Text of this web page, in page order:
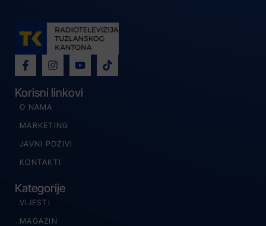
Korisni linkovi
O NAMA
MARKETING
JAVNI POZIVI
KONTAKTI
Kategorije
VIJESTI
MAGAZIN